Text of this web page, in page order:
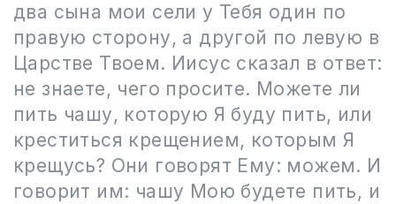
два сына мои сели у Тебя один по
правую сторону, а другой по левую в
Царстве Твоем. Иисус сказал в ответ:
не знаете, чего просите. Можете ли
пить чашу, которую Я буду пить, или
креститься крещением, которым Я
крещусь? Они говорят Ему: можем. И
говорит им: чашу Мою будете пить, и